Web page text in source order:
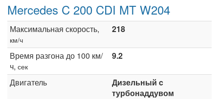
Mercedes C 200 CDI MT W204
Максимальная скорость,
км/ч
218
Время разгона до 100 км/
ч, сек
9.2
Двигатель
Дизельный c
турбонаддувом